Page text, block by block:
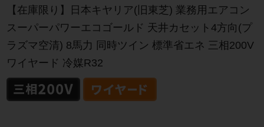
【在庫限り】日本キヤリア(旧東芝) 業務用エアコン
スーパーパワーエコゴールド 天井カセット4方向(プ
ラズマ空清) 8馬力 同時ツイン 標準省エネ 三相200V
ワイヤード 冷媒R32